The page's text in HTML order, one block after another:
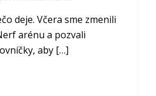
deje. Včera sme zmenili
arénu a pozvali
aby […]